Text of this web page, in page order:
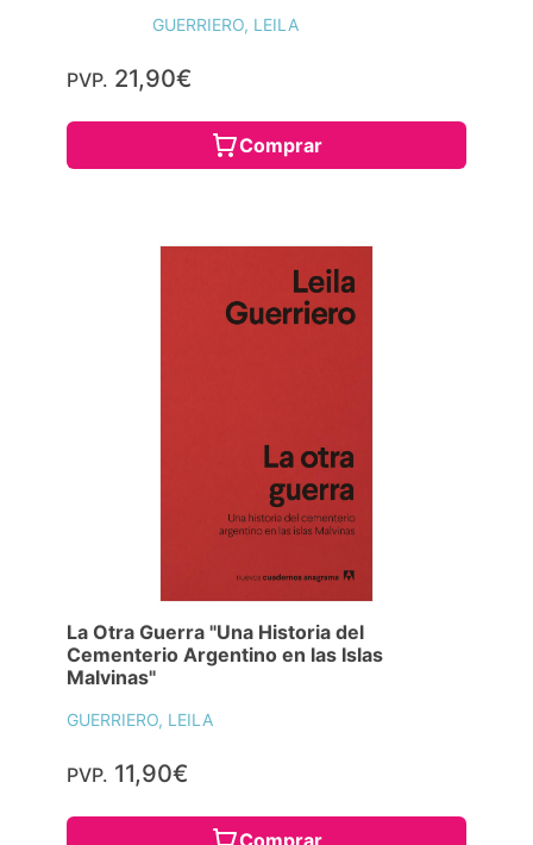
GUERRIERO, LEILA
PVP. 21,90€
Comprar
La Otra Guerra "Una Historia del
Cementerio Argentino en las Islas
Malvinas"
GUERRIERO, LEILA
PVP. 11,90€
Comprar